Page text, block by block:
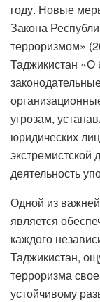
году. Новые
Закона
терроризмом»
Таджикистан «О
угрозам,
юридических
экстремистской
деятельность
Одной из
является
каждого
Таджикистан,
терроризма
устойчивому